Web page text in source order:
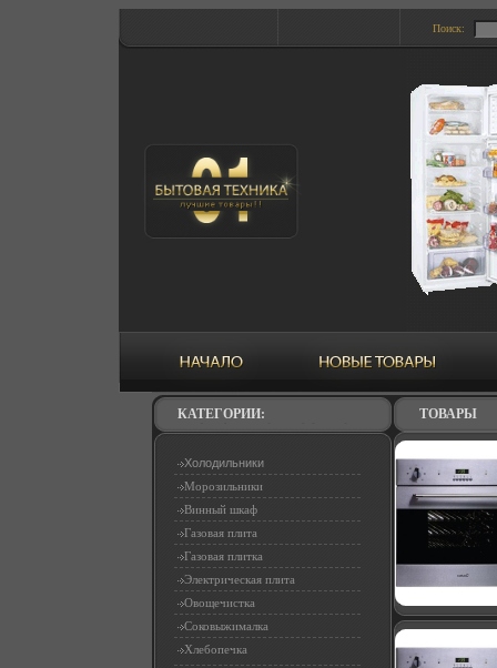
Поиск:
КАТЕГОРИИ:
Холодильники
Морозильники
Винный шкаф
Газовая плита
Газовая плитка
Электрическая плита
Овощечистка
Соковыжималка
Хлебопечка
ТОВАРЫ